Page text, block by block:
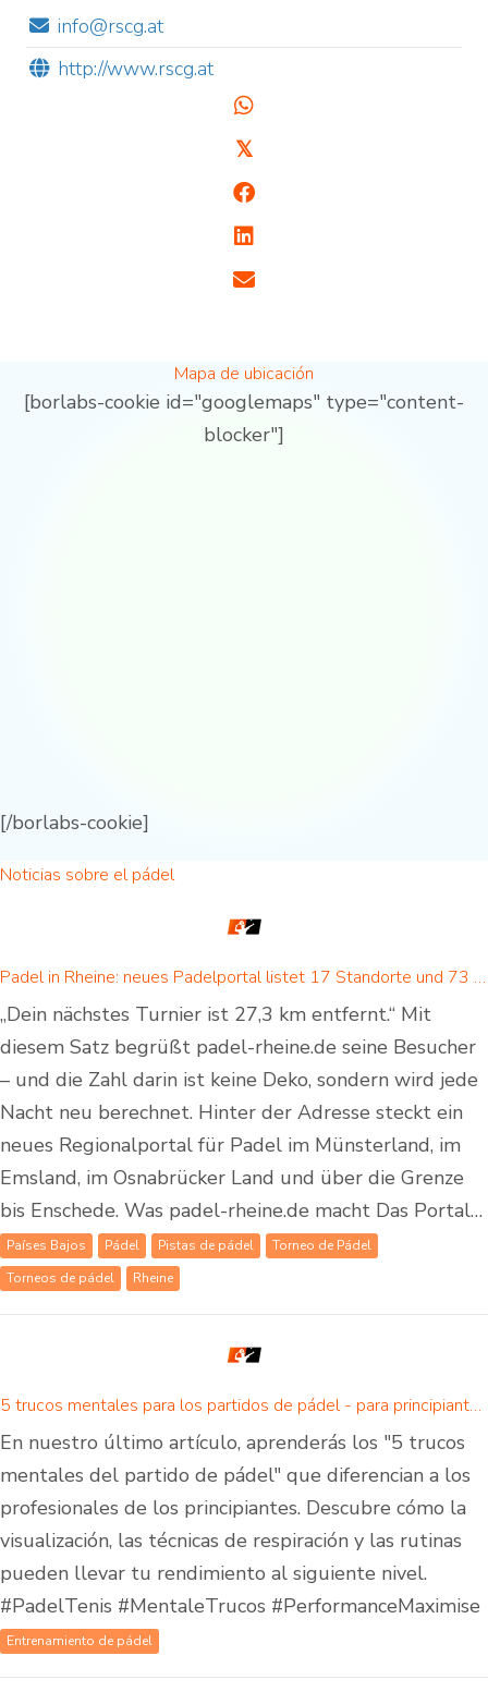
info@rscg.at
http://www.rscg.at
𝕏
Mapa de ubicación
[borlabs-cookie id="googlemaps" type="content-
blocker"]
[/borlabs-cookie]
Noticias sobre el pádel
Padel in Rheine: neues Padelportal listet 17 Standorte und 73 Padel-Courts in Rheine und Umgebung
„Dein nächstes Turnier ist 27,3 km entfernt.“ Mit
diesem Satz begrüßt padel-rheine.de seine Besucher
– und die Zahl darin ist keine Deko, sondern wird jede
Nacht neu berechnet. Hinter der Adresse steckt ein
neues Regionalportal für Padel im Münsterland, im
Emsland, im Osnabrücker Land und über die Grenze
bis Enschede. Was padel-rheine.de macht Das Portal…
Países Bajos Pádel Pistas de pádel
Torneo de Pádel
Torneos de pádel
Rheine
5 trucos mentales para los partidos de pádel - para principiantes y avanzados
En nuestro último artículo, aprenderás los "5 trucos
mentales del partido de pádel" que diferencian a los
profesionales de los principiantes. Descubre cómo la
visualización, las técnicas de respiración y las rutinas
pueden llevar tu rendimiento al siguiente nivel.
#PadelTenis #MentaleTrucos #PerformanceMaximise
Entrenamiento de pádel